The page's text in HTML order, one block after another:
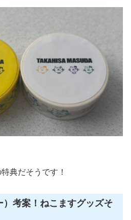
典だそうです！
考案！ねこますグッズそ